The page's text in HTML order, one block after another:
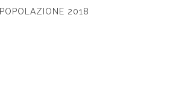
POPOLAZIONE 2018